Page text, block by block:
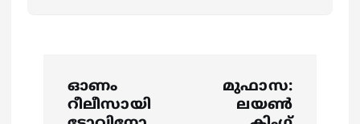
ഓണം
റീലീസായി
മുഫാസ:
ലയണ്‍